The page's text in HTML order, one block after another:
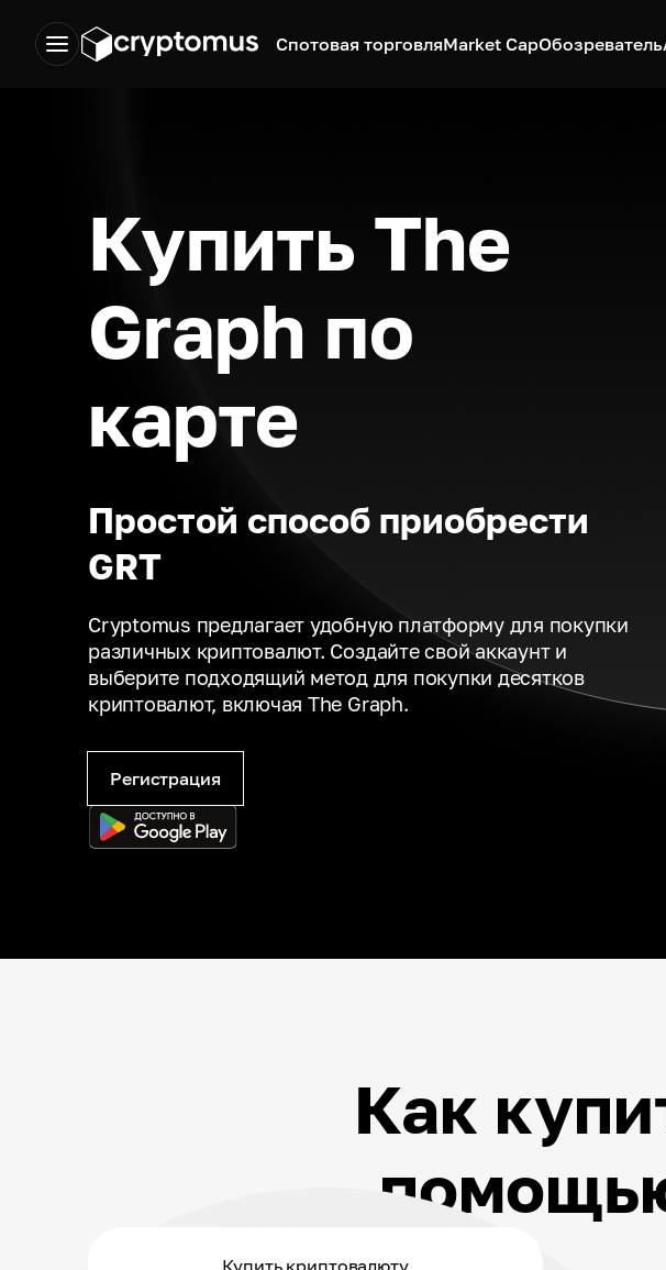
Спотовая торговляMarket CapОбозреватель
Купить The
Graph по
карте
Простой способ приобрести
GRT
Cryptomus предлагает удобную платформу для покупки
различных криптовалют. Создайте свой аккаунт и
выберите подходящий метод для покупки десятков
криптовалют, включая The Graph.
Регистрация
Как
Купить криптовалюту